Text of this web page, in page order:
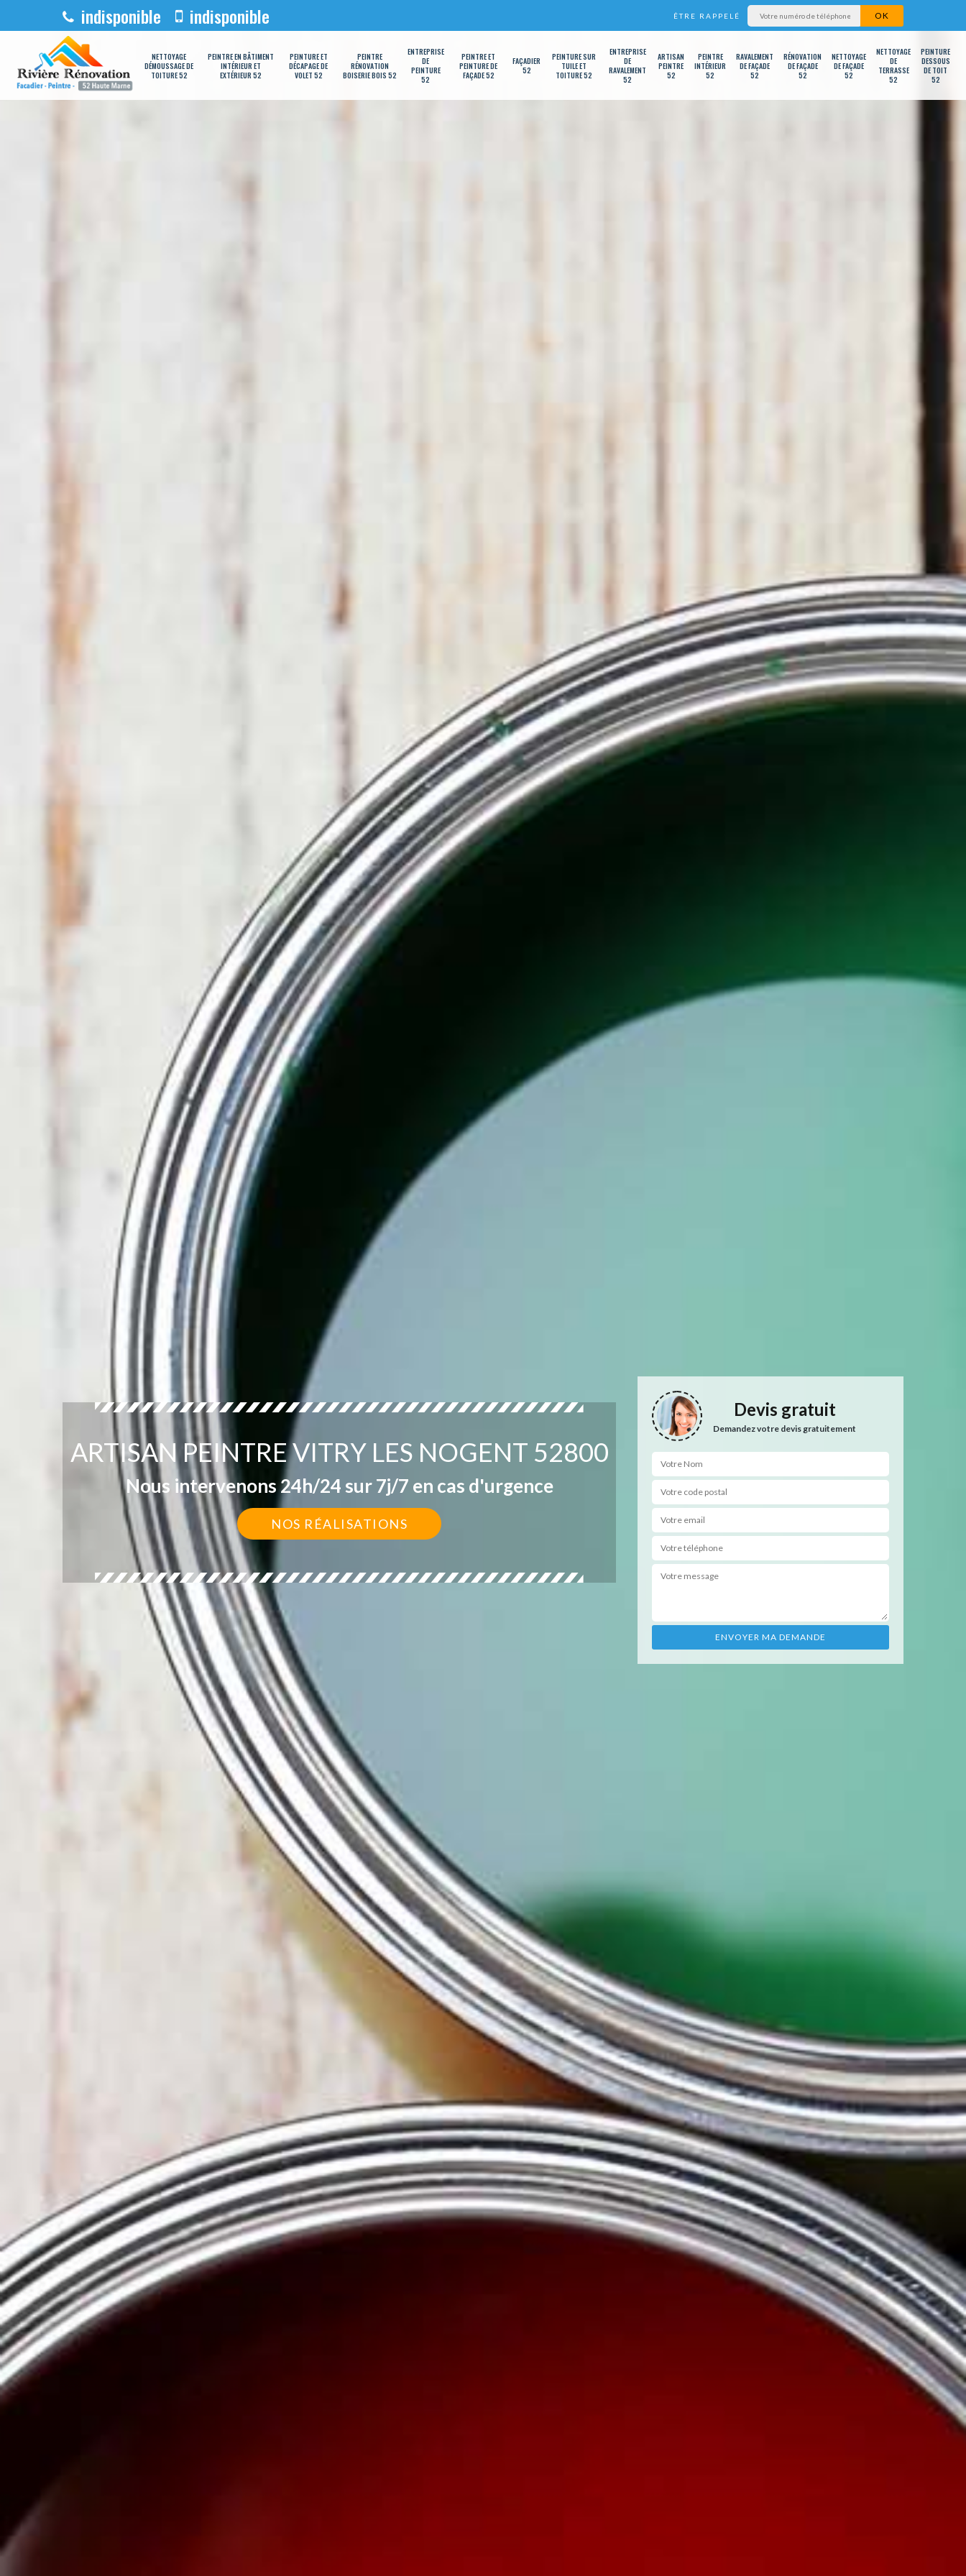
indisponible indisponible ÊTRE RAPPELÉ
NETTOYAGE
DÉMOUSSAGE DE
TOITURE 52
PEINTRE EN BÂTIMENT
INTÉRIEUR ET
EXTÉRIEUR 52
PEINTURE ET
DÉCAPAGE DE
VOLET 52
PEINTRE
RÉNOVATION
BOISERIE BOIS 52
ENTREPRISE
DE
PEINTURE
52
PEINTRE ET
PEINTURE DE
FAÇADE 52
FAÇADIER
52
PEINTURE SUR
TUILE ET
TOITURE 52
ENTREPRISE
DE
RAVALEMENT
52
ARTISAN
PEINTRE
52
PEINTRE
INTÉRIEUR
52
RAVALEMENT
DE FAÇADE
52
RÉNOVATION
DE FAÇADE
52
NETTOYAGE
DE FAÇADE
52
NETTOYAGE
DE
TERRASSE
52
PEINTURE
DESSOUS
DE TOIT
52
ARTISAN PEINTRE VITRY LES NOGENT 52800
Nous intervenons 24h/24 sur 7j/7 en cas d'urgence
NOS RÉALISATIONS
Devis gratuit
Demandez votre devis gratuitement